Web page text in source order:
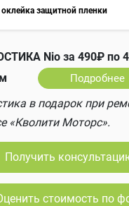
оклейка защитной пленки
Nio за 490₽ по
Подробнее
в подарок при
«Кволити Моторс».
Получить
стоимость по